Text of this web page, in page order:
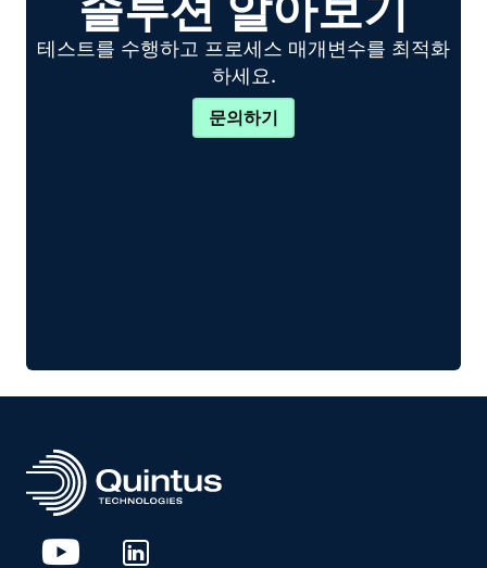
테스트를 수행하고 프로세스 매개변수를 최적화
하세요.
문의하기